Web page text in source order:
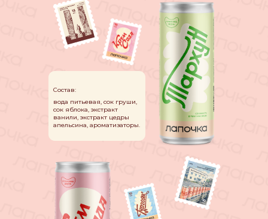
вода питьевая, сок груши,
сок яблока, экстракт
ванили, экстракт цедры
апельсина, ароматизаторы.
Состав: